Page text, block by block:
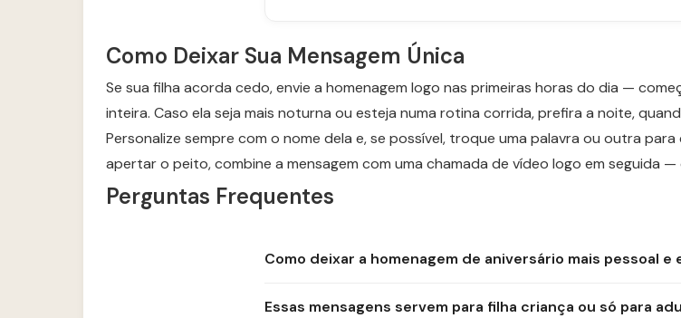
Como Deixar Sua Mensagem Única
Se sua filha acorda cedo, envie a homenagem logo nas primeiras horas do dia —
inteira. Caso ela seja mais noturna ou esteja numa rotina corrida, prefira a noite,
Personalize sempre com o nome dela e, se possível, troque uma palavra ou outra
apertar o peito, combine a mensagem com uma chamada de vídeo logo em seguida
Perguntas Frequentes
Como deixar a homenagem de aniversário mais pessoal e
Essas mensagens servem para filha criança ou só para